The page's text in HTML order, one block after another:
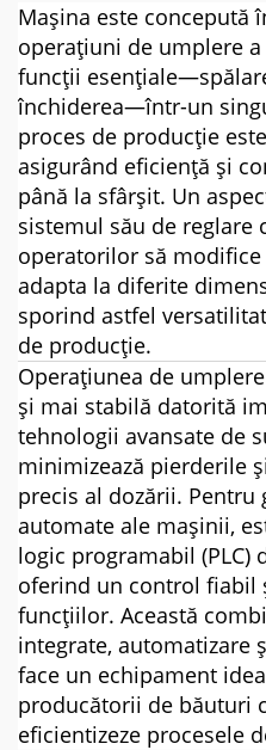
Mașina este concepută
operațiuni de umplere
funcții
închiderea—într-un
proces de producție
asigurând eficiență și
până la sfârșit. Un
sistemul său de reglare
operatorilor să
adapta la diferite
sporind astfel
de producție.
Operațiunea de
și mai stabilă datorită
tehnologii avansate de
minimizează pierderile
precis al dozării.
automate ale mașinii,
logic programabil (PLC)
oferind un control fiabil
funcțiilor. Această
integrate, automatizare
face un echipament
producătorii de băuturi
eficientizeze procesele